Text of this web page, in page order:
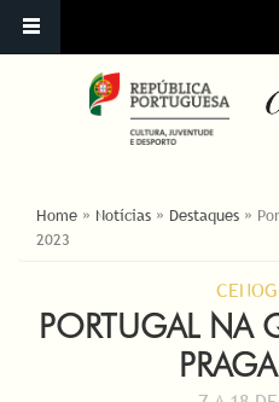
YOU ARE HERE
Home » Notícias » Destaques »
2023
PORTUGAL NA